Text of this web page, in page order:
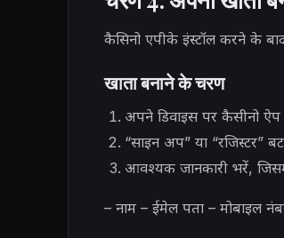
कैसिनो एपीके इंस्टॉल करने के
खाता बनाने के चरण
अपने डिवाइस पर कैसीनो ऐप
“साइन अप” या “रजिस्टर”
आवश्यक जानकारी भरें,
– नाम – ईमेल पता – मोबाइल